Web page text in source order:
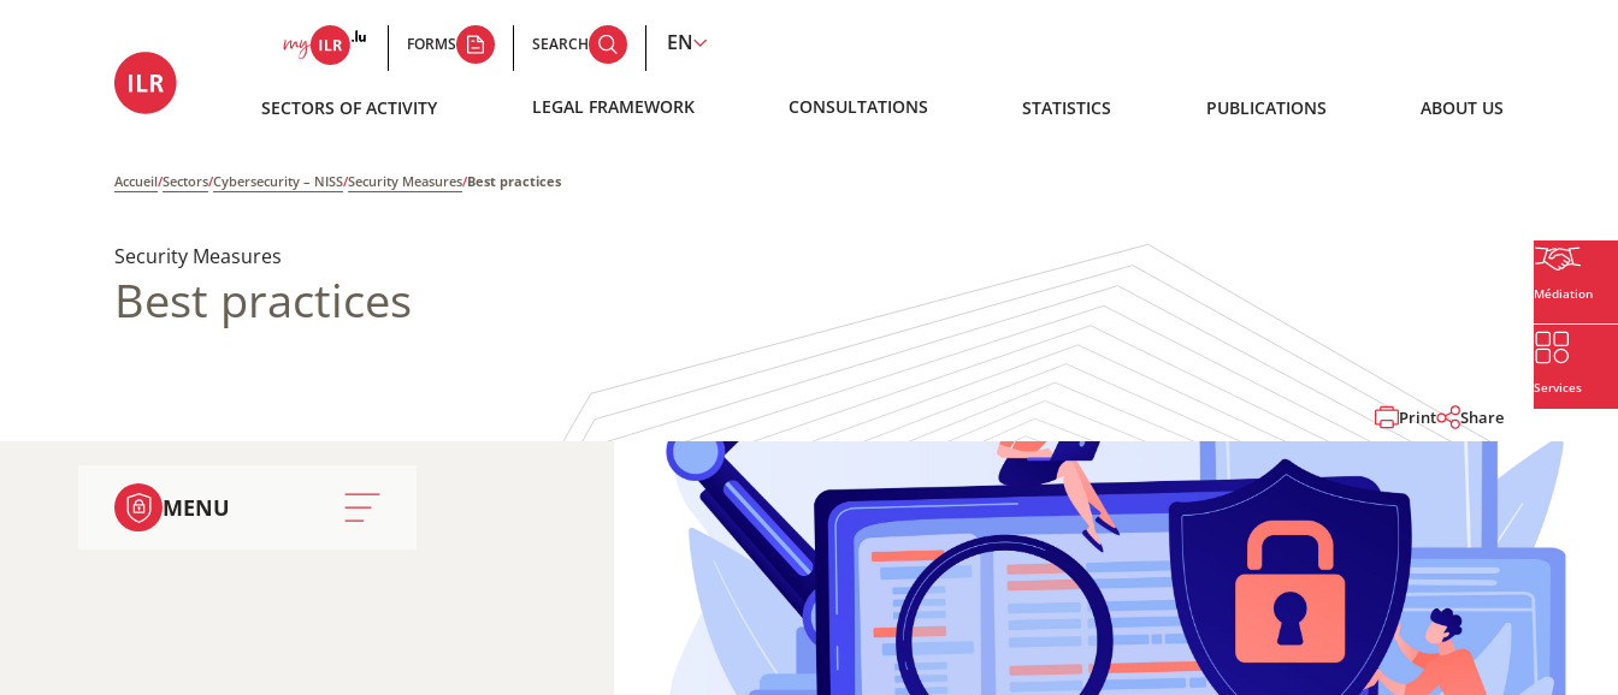
FORMS SEARCH EN
SECTORS OF ACTIVITY LEGAL FRAMEWORK CONSULTATIONS STATISTICS PUBLICATIONS ABOUT US
Accueil/Sectors/Cybersecurity – NISS/Security Measures/Best practices
Médiation
Services
Security Measures
Best practices
Print Share
MENU